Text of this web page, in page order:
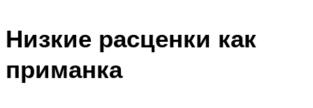
Низкие расценки как
приманка